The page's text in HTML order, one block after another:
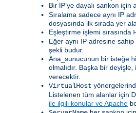
Bir IP’ye dayalı sankon için
Sıralama sadece aynı IP
dosyasında ilk sırada yer
Eşleştirme işlemi sırasında
Eğer aynı IP adresine
şekli budur.
Ana_sunucunun bir isteğe
olmalıdır. Başka bir
verecektir.
VirtualHost
Listelenen tüm alanlar için
ile ilgili konular ve Apache